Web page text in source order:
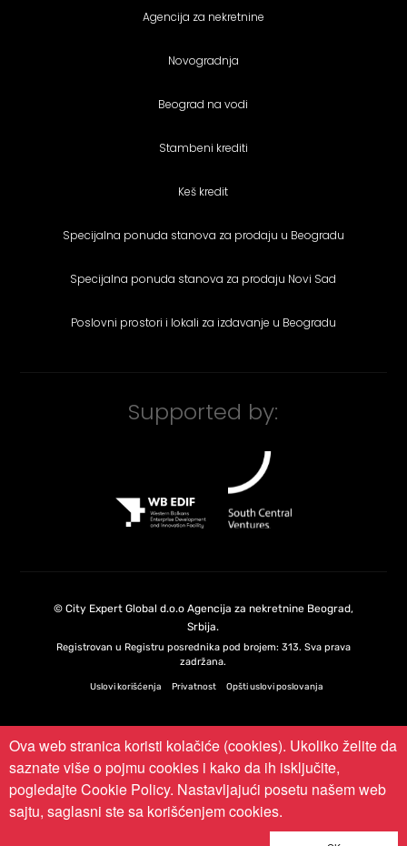
Agencija za nekretnine
Novogradnja
Beograd na vodi
Stambeni krediti
Keš kredit
Specijalna ponuda stanova za prodaju u Beogradu
Specijalna ponuda stanova za prodaju Novi Sad
Poslovni prostori i lokali za izdavanje u Beogradu
Supported by:
© City Expert Global d.o.o Agencija za nekretnine Beograd,
Srbija.
Registrovan u Registru posrednika pod brojem: 313. Sva prava
zadržana.
Uslovi korišćenja Privatnost Opšti uslovi poslovanja
Ova web stranica koristi kolačiće (cookies). Ukoliko želite da
saznate više o pojmu cookies i kako da ih isključite,
pogledajteCookie Policy. Nastavljajući posetu našem web
sajtu, saglasni ste sa korišćenjem cookies.